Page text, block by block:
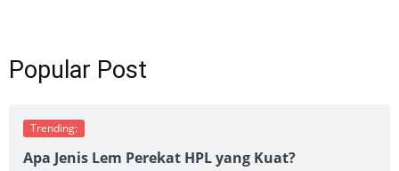
Popular Post
Trending:
Apa Jenis Lem Perekat HPL yang Kuat?